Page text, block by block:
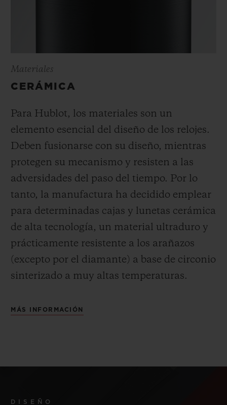
Materiales
CERÁMICA
Para Hublot, los materiales son un
elemento esencial del diseño de los relojes.
Deben fusionarse con su diseño, mientras
protegen su mecanismo y resisten a las
adversidades del paso del tiempo. Por lo
tanto, la manufactura ha decidido emplear
para determinadas cajas y lunetas cerámica
de alta tecnología, un material ultraduro y
prácticamente resistente a los arañazos
(excepto por el diamante) a base de circonio
sinterizado a muy altas temperaturas.
MÁS INFORMACIÓN
DISEÑO